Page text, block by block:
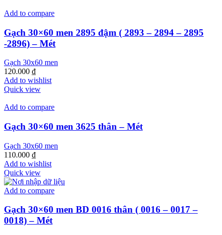
Add to compare
Gạch 30×60 men 2895 đậm ( 2893 – 2894 – 2895
-2896) – Mét
Gạch 30x60 men
120.000 ₫
Add to wishlist
Quick view
Add to compare
Gạch 30×60 men 3625 thân – Mét
Gạch 30x60 men
110.000 ₫
Add to wishlist
Quick view
Add to compare
Gạch 30×60 men BD 0016 thân ( 0016 – 0017 –
0018) – Mét